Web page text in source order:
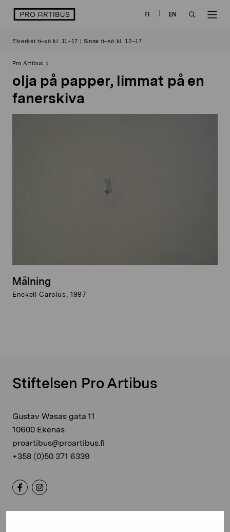
logo FI
EN
Elverket ti–sö kl. 11–17 | Sinne ti–sö kl. 12–17
Pro Artibus
olja på papper, limmat på en
fanerskiva
Målning
Enckell Carolus, 1997
Stiftelsen Pro Artibus
Gustav Wasas gata 11
10600 Ekenäs
proartibus@proartibus.fi
+358 (0)50 371 6339